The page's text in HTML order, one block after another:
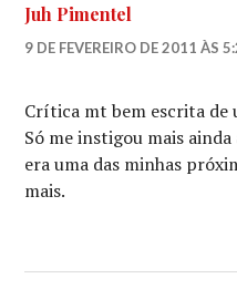
Juh Pimentel
9 DE FEVEREIRO DE 2011 ÀS
Crítica mt bem escrita
Só me instigou mais
era uma das minhas
mais.